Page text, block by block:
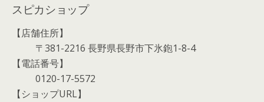
スピカショップ
【店舗住所】
〒381-2216 長野県長野市下氷鉋1-8-4
【電話番号】
0120-17-5572
【ショップURL】